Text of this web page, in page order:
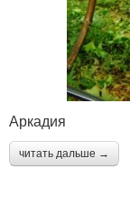
Аркадия
читать дальше →